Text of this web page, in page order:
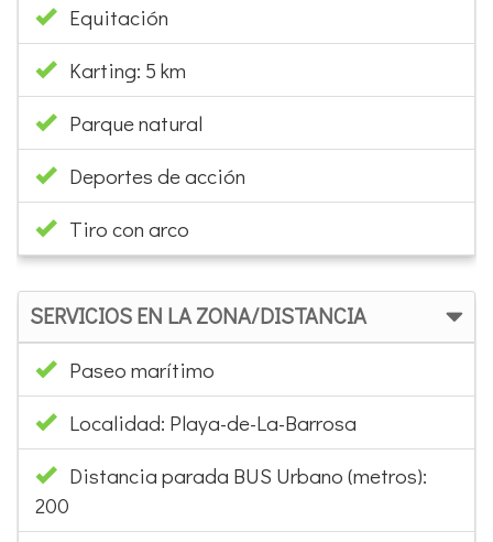
Equitación
Karting: 5 km
Parque natural
Deportes de acción
Tiro con arco
SERVICIOS EN LA ZONA/DISTANCIA
Paseo marítimo
Localidad: Playa-de-La-Barrosa
Distancia parada BUS Urbano (metros):
200